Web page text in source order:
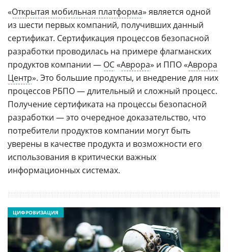
«Открытая мобильная платформа» является одной
из шести первых компаний, получивших данный
сертификат. Сертификация процессов безопасной
разработки проводилась на примере флагманских
продуктов компании — ОС «Аврора» и ППО «Аврора
Центр». Это большие продукты, и внедрение для них
процессов РБПО — длительный и сложный процесс.
Получение сертификата на процессы безопасной
разработки — это очередное доказательство, что
потребители продуктов компании могут быть
уверены в качестве продукта и возможности его
использования в критически важных
информационных системах.
ЦИФРОВИЗАЦИЯ